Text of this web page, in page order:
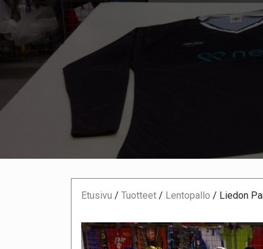
Etusivu / Tuotteet / Lentopallo / Liedon